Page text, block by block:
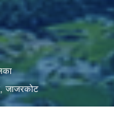
जाजरकाेट